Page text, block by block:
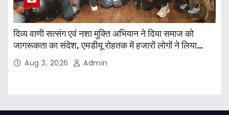
दिव्य वाणी सत्संग एवं नशा मुक्ति अभियान ने दिया समाज को
जागरूकता का संदेश, एमडीयू रोहतक में हजारों लोगों ने लिया
संकल्पAug 3, 2026 Admin